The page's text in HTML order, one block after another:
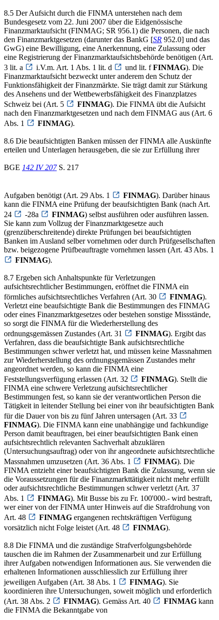
8.5 Der Aufsicht durch die FINMA unterstehen nach dem
Bundesgesetz vom 22. Juni 2007 über die Eidgenössische
Finanzmarktaufsicht (FINMAG; SR 956.1) die Personen, die nach
den Finanzmarktgesetzen (darunter das BankG [SR 952.0] und das
GwG) eine Bewilligung, eine Anerkennung, eine Zulassung oder
eine Registrierung der Finanzmarktaufsichtsbehörde benötigen (Art.
3 lit. a
i.V.m. Art. 1 Abs. 1 lit. d und lit. fFINMAG). Die
Finanzmarktaufsicht bezweckt unter anderem den Schutz der
Funktionsfähigkeit der Finanzmärkte. Sie trägt damit zur Stärkung
des Ansehens und der Wettbewerbsfähigkeit des Finanzplatzes
Schweiz bei (Art. 5
FINMAG). Die FINMA übt die Aufsicht
nach den Finanzmarktgesetzen und nach dem FINMAG aus (Art. 6
Abs. 1
FINMAG).
8.6 Die beaufsichtigten Banken müssen der FINMA alle Auskünfte
erteilen und Unterlagen herausgeben, die sie zur Erfüllung ihrer
BGE 142 IV 207S. 217
Aufgaben benötigt (Art. 29 Abs. 1 FINMAG). Darüber hinaus
kann die FINMA eine Prüfung der beaufsichtigten Bank (nach Art.
24
-28a FINMAG) selbst ausführen oder ausführen lassen.
Sie kann zum Vollzug der Finanzmarktgesetze auch
(grenzüberschreitende) direkte Prüfungen bei beaufsichtigten
Banken im Ausland selber vornehmen oder durch Prüfgesellschaften
bzw. beigezogene Prüfbeauftragte vornehmen lassen (Art. 43 Abs. 1
FINMAG).
8.7 Ergeben sich Anhaltspunkte für Verletzungen
aufsichtsrechtlicher Bestimmungen, eröffnet die FINMA ein
förmliches aufsichtsrechtliches Verfahren (Art. 30
FINMAG).
Verletzt eine beaufsichtigte Bank die Bestimmungen des FINMAG
oder eines Finanzmarktgesetzes oder bestehen sonstige Missstände,
so sorgt die FINMA für die Wiederherstellung des
ordnungsgemässen Zustandes (Art. 31
FINMAG). Ergibt das
Verfahren, dass die beaufsichtigte Bank aufsichtsrechtliche
Bestimmungen schwer verletzt hat, und müssen keine Massnahmen
zur Wiederherstellung des ordnungsgemässen Zustandes mehr
angeordnet werden, so kann die FINMA eine
Feststellungsverfügung erlassen (Art. 32
FINMAG). Stellt die
FINMA eine schwere Verletzung aufsichtsrechtlicher
Bestimmungen fest, so kann sie der verantwortlichen Person die
Tätigkeit in leitender Stellung bei einer von ihr beaufsichtigten Bank
für die Dauer von bis zu fünf Jahren untersagen (Art. 33
FINMAG). Die FINMA kann eine unabhängige und fachkundige
Person damit beauftragen, bei einer beaufsichtigten Bank einen
aufsichtsrechtlich relevanten Sachverhalt abzuklären
(Untersuchungsauftrag) oder von ihr angeordnete aufsichtsrechtliche
Massnahmen umzusetzen (Art. 36 Abs. 1
FINMAG). Die
FINMA entzieht einer beaufsichtigten Bank die Zulassung, wenn sie
die Voraussetzungen für die Finanzmarkttätigkeit nicht mehr erfüllt
oder aufsichtsrechtliche Bestimmungen schwer verletzt (Art. 37
Abs. 1
FINMAG). Mit Busse bis zu Fr. 100'000.- wird bestraft,
wer einer von der FINMA unter Hinweis auf die Strafdrohung von
Art. 48
FINMAG ergangenen rechtskräftigen Verfügung
vorsätzlich nicht Folge leistet (Art. 48
FINMAG).
8.8 Die FINMA und die zuständige Strafverfolgungsbehörde
tauschen die im Rahmen der Zusammenarbeit und zur Erfüllung
ihrer Aufgaben notwendigen Informationen aus. Sie verwenden die
erhaltenen Informationen ausschliesslich zur Erfüllung ihrer
jeweiligen Aufgaben (Art. 38 Abs. 1
FINMAG). Sie
koordinieren ihre Untersuchungen, soweit möglich und erforderlich
(Art. 38 Abs. 2
FINMAG). Gemäss Art. 40 FINMAG kann
die FINMA die Bekanntgabe von